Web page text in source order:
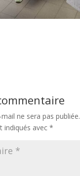
ne sera pas publiée.
indiqués avec *